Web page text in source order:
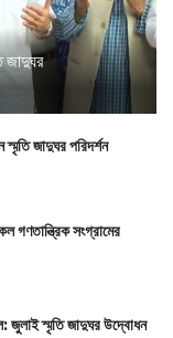
জাদুঘর
জাদুঘর পরিদর্শন
গণতান্ত্রিক সংগ্রামের
জুলাই স্মৃতি জাদুঘর উদ্বোধন